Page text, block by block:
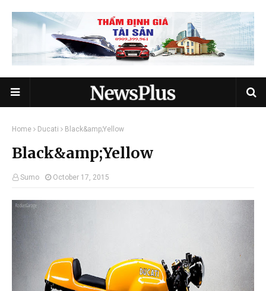
Home Ducati Black&amp;Yellow
Black&amp;Yellow
Sumo October 17, 2015